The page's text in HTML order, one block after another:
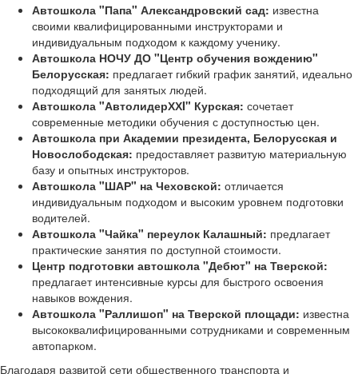
Автошкола "Папа" Александровский сад: известна
своими квалифицированными инструкторами и
индивидуальным подходом к каждому ученику.
Автошкола НОЧУ ДО "Центр обучения вождению"
Белорусская: предлагает гибкий график занятий, идеально
подходящий для занятых людей.
Автошкола "АвтолидерХХI" Курская: сочетает
современные методики обучения с доступностью цен.
Автошкола при Академии президента, Белорусская и
Новослободская: предоставляет развитую материальную
базу и опытных инструкторов.
Автошкола "ШАР" на Чеховской: отличается
индивидуальным подходом и высоким уровнем подготовки
водителей.
Автошкола "Чайка" переулок Калашный: предлагает
практические занятия по доступной стоимости.
Центр подготовки автошкола "Дебют" на Тверской:
предлагает интенсивные курсы для быстрого освоения
навыков вождения.
Автошкола "Раллишоп" на Тверской площади: известна
высококвалифицированными сотрудниками и современным
автопарком.
Благодаря развитой сети общественного транспорта и